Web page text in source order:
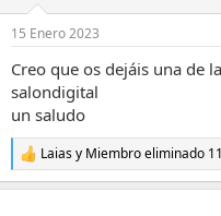
e
:
15 Enero 2023
Creo que os dejáis una de
salondigital
un saludo
R
e
a
Laiasy Miembro eliminado